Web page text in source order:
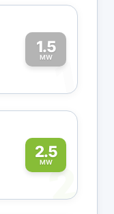
1.5
MW1
2.5
MW2